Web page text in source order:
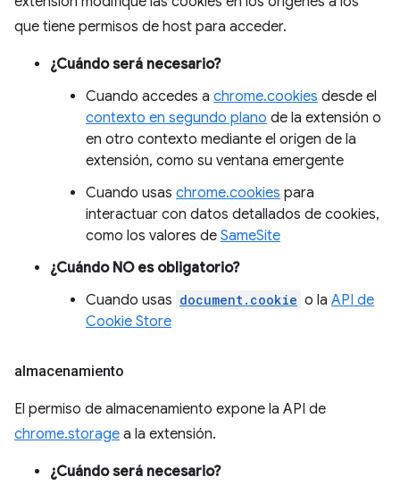
que tiene permisos de host para acceder.
¿Cuándo será necesario?
Cuando accedes a chrome.cookies desde el
contexto en segundo plano de la extensión o
en otro contexto mediante el origen de la
extensión, como su ventana emergente
Cuando usas chrome.cookies para
interactuar con datos detallados de cookies,
como los valores de SameSite
¿Cuándo NO es obligatorio?
Cuando usas document.cookie o la API de
Cookie Store
almacenamiento
El permiso de almacenamiento expone la API de
chrome.storage a la extensión.
¿Cuándo será necesario?